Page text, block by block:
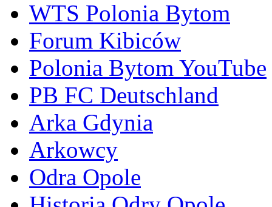
WTS Polonia Bytom
Forum Kibiców
Polonia Bytom YouTube
PB FC Deutschland
Arka Gdynia
Arkowcy
Odra Opole